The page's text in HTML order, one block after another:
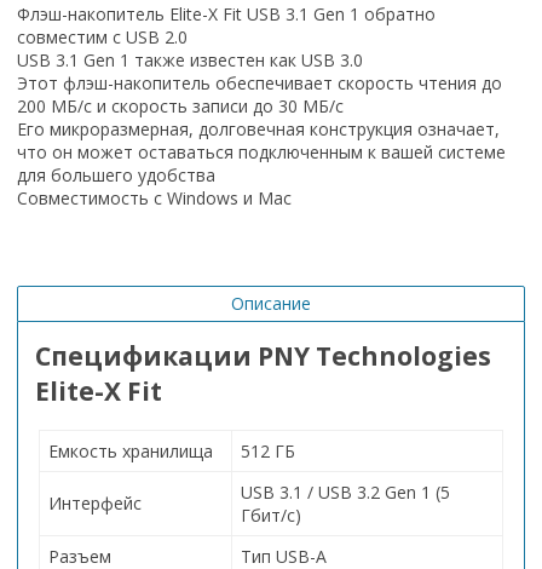
Флэш-накопитель Elite-X Fit USB 3.1 Gen 1 обратно
совместим с USB 2.0
USB 3.1 Gen 1 также известен как USB 3.0
Этот флэш-накопитель обеспечивает скорость чтения до
200 МБ/с и скорость записи до 30 МБ/с
Его микроразмерная, долговечная конструкция означает,
что он может оставаться подключенным к вашей системе
для большего удобства
Совместимость с Windows и Mac
Описание
Спецификации PNY Technologies
Elite-X Fit
Емкость хранилища 512 ГБ
Интерфейс
USB 3.1 / USB 3.2 Gen 1 (5
Гбит/с)
Разъем
Тип USB-A